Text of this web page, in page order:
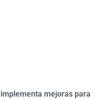
mejoras para